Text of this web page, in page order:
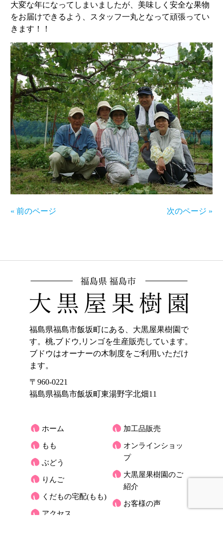
大変な年になってしまいましたが、美味しく安全な果物
をお届けできるよう、スタッフ一丸となって頑張ってい
きます！！
« 前のページ 次のページ »
福島県福島市飯坂町にある、大黒屋果樹園で
す。桃,ブドウ,リンゴを生産販売しています。
ブドウはオーナーの木制度をご利用いただけ
ます。
〒960-0221
福島県福島市飯坂町東湯野字北畑11
ホーム
もも
ぶどう
りんご
くだもの宅配(もも)
アクセス
加工品販売
オンラインショッ
プ
大黒屋果樹園のご
紹介
お客様の声